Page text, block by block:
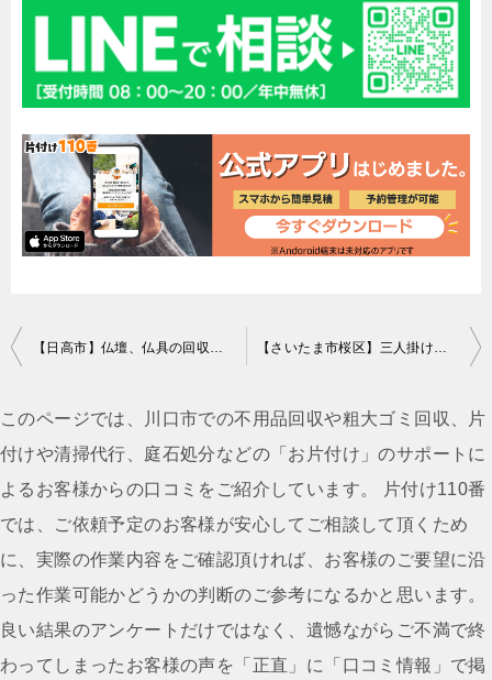
投
ナ
ビ
ゲ
ー
シ
ョ
ン
【日高市】仏壇、仏具の回収・処分ご依頼 お客様の声 【さいたま市桜区】三人掛けソファーの回収・処分ご依頼 お客様の声
このページでは、川口市での不用品回収や粗大ゴミ回収、片
付けや清掃代行、庭石処分などの「お片付け」のサポートに
よるお客様からの口コミをご紹介しています。 片付け110番
では、ご依頼予定のお客様が安心してご相談して頂くため
に、実際の作業内容をご確認頂ければ、お客様のご要望に沿
った作業可能かどうかの判断のご参考になるかと思います。
良い結果のアンケートだけではなく、遺憾ながらご不満で終
わってしまったお客様の声を「正直」に「口コミ情報」で掲